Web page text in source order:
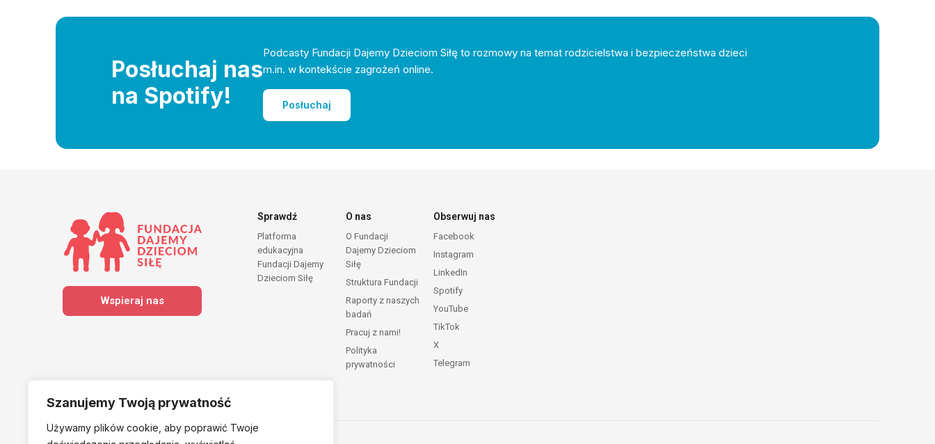
Szanujemy Twoją prywatność
Używamy plików cookie, aby poprawić Twoje
Posłuchaj nas
na Spotify!
Podcasty Fundacji Dajemy Dzieciom Siłę to rozmowy na temat rodzicielstwa i bezpieczeństwa dzieci
m.in. w kontekście zagrożeń online.
Posłuchaj
Wspieraj nas
Sprawdź
Platforma
edukacyjna
Fundacji Dajemy
Dzieciom Siłę
O nas
O Fundacji
Dajemy Dzieciom
Siłę
Struktura Fundacji
Raporty z naszych
badań
Pracuj z nami!
Polityka
prywatności
Obserwuj nas
Facebook
Instagram
LinkedIn
Spotify
YouTube
TikTok
X
Telegram
Należymy do